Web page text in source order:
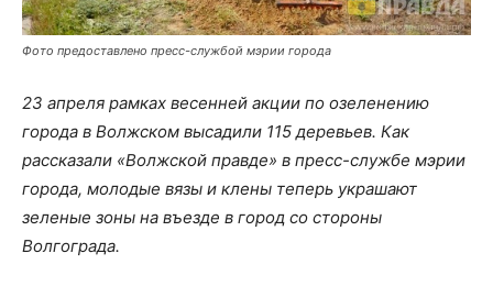
Фото предоставлено пресс-службой мэрии города
23 апреля рамках весенней акции по озеленению
города в Волжском высадили 115 деревьев. Как
рассказали «Волжской правде» в пресс-службе мэрии
города, молодые вязы и клены теперь украшают
зеленые зоны на въезде в город со стороны
Волгограда.